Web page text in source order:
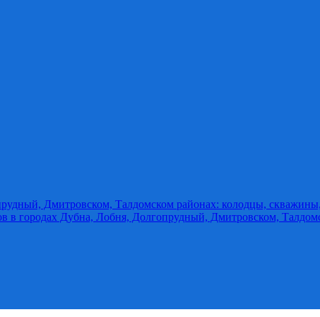
Дмитровском, Талдомском районах: колодцы,
в городах Дубна, Лобня, Долгопрудный, Дмитровском,